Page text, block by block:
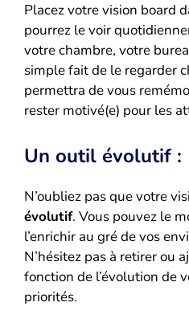
Placez votre vision board
pourrez le voir
votre chambre, votre
simple fait de le regarder
permettra de vous
rester motivé(e) pour les
Un outil évolutif :
N’oubliez pas que votre
évolutif. Vous pouvez le
l’enrichir au gré de vos
N’hésitez pas à retirer ou
fonction de l’évolution de
priorités.